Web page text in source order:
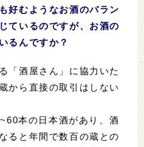
好むようなお酒のバラン
ているのですが、お酒の
るんですか？
「酒屋さん」に協力いた
から直接の取引はしない
本の日本酒があり、酒
ると年間で数百の蔵との